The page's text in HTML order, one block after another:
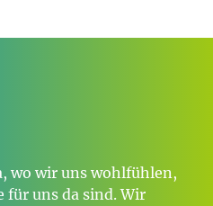
wo wir uns wohlfühlen,
für uns da sind. Wir